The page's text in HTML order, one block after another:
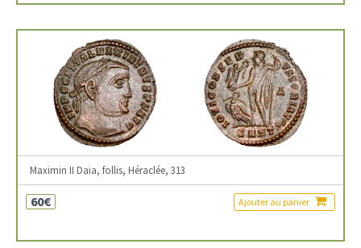
Maximin II Daia, follis, Héraclée, 313
60€ Ajouter au panier